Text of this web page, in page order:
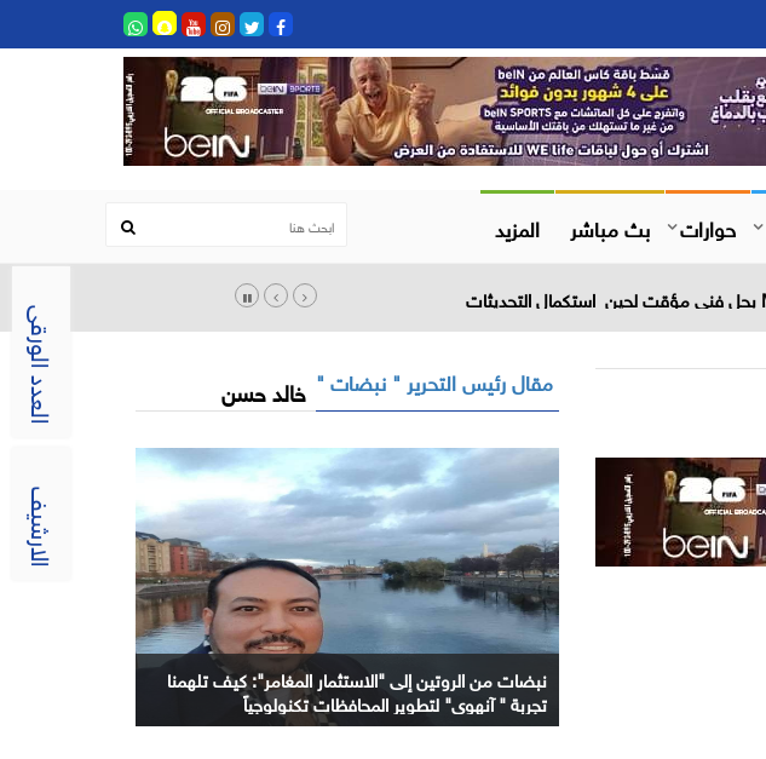
العدد الورقى
الارشيف
حوارات بث مباشر المزيد
مقال رئيس التحرير " نبضات " خالد حسن
نبضات من الروتين إلى "الاستثمار المغامر": كيف تلهمنا
تجربة " آنهوي" لتطوير المحافظات تكنولوجياً